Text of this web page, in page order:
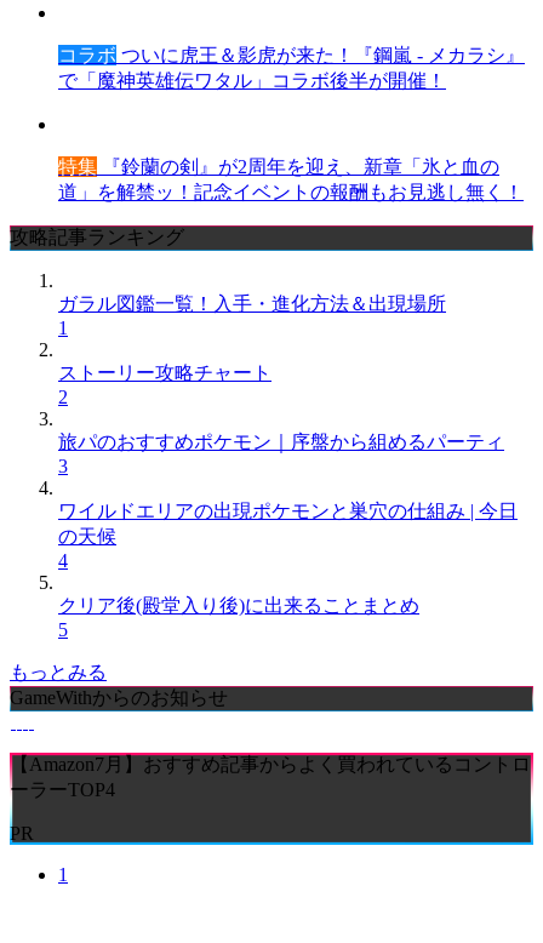
コラボ ついに虎王＆影虎が来た！『鋼嵐 - メカラシ』
で「魔神英雄伝ワタル」コラボ後半が開催！
特集 『鈴蘭の剣』が2周年を迎え、新章「氷と血の
道」を解禁ッ！記念イベントの報酬もお見逃し無く！
攻略記事ランキング
ガラル図鑑一覧！入手・進化方法＆出現場所
1
ストーリー攻略チャート
2
旅パのおすすめポケモン｜序盤から組めるパーティ
3
ワイルドエリアの出現ポケモンと巣穴の仕組み | 今日
の天候
4
クリア後(殿堂入り後)に出来ることまとめ
5
もっとみる
GameWithからのお知らせ
【Amazon7月】おすすめ記事からよく買われているコントロ
ーラーTOP4
PR
1